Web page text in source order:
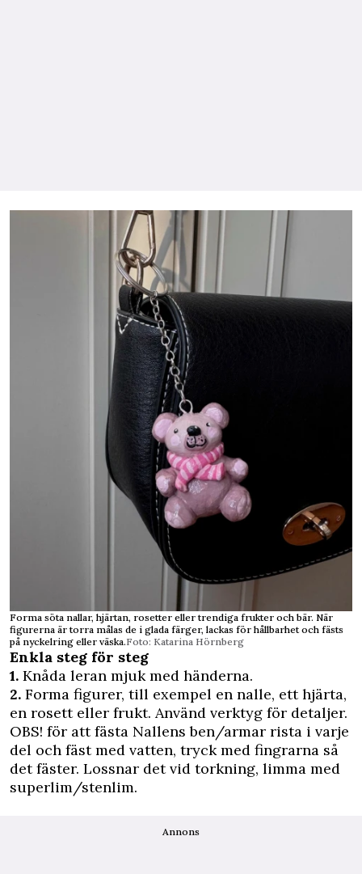
Forma söta nallar, hjärtan, rosetter eller trendiga frukter och bär. När
figurerna är torra målas de i glada färger, lackas för hållbarhet och fästs
på nyckelring eller väska.Foto: Katarina Hörnberg
Enkla steg för steg
1. Knåda leran mjuk med händerna.
2. Forma figurer, till exempel en nalle, ett hjärta,
en rosett eller frukt. Använd verktyg för detaljer.
OBS! för att fästa Nallens ben/armar rista i varje
del och fäst med vatten, tryck med fingrarna så
det fäster. Lossnar det vid torkning, limma med
superlim/stenlim.
Annons